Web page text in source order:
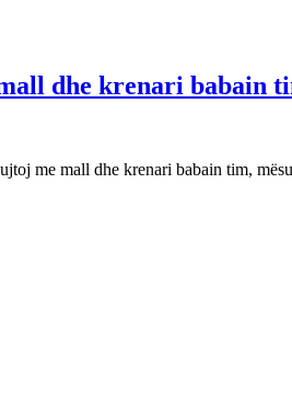
dhe krenari babain
me mall dhe krenari babain tim,